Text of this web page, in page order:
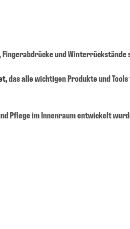
Fingerabdrücke und Winterrückstände
, das alle wichtigen Produkte und
Pflege im Innenraum entwickelt